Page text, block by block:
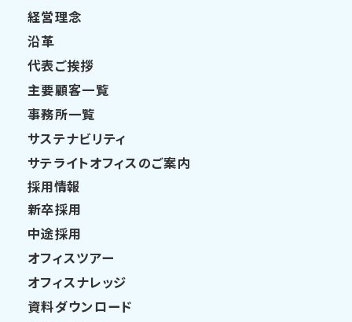
経営理念
沿革
代表ご挨拶
主要顧客一覧
事務所一覧
サステナビリティ
サテライトオフィスのご案内
採用情報
新卒採用
中途採用
オフィスツアー
オフィスナレッジ
資料ダウンロード